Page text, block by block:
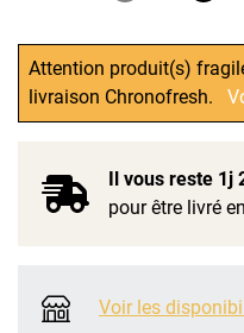
Attention produit(s)
livraison Chronofresh.
Il vous reste 1j
pour être livré
Voir les